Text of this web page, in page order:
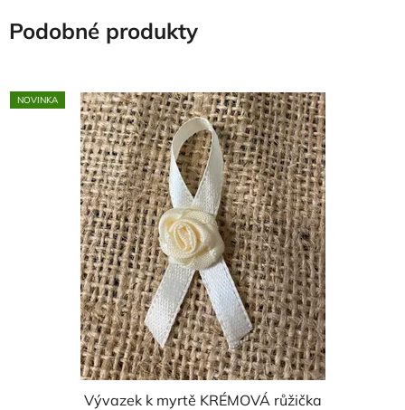
Podobné produkty
NOVINKA
Vývazek k myrtě KRÉMOVÁ růžička